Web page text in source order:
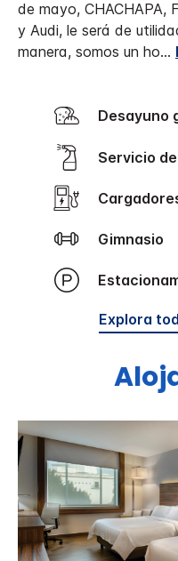
de mayo, CHACHAPA,
y Audi, le será de
manera, somos un ho...
Servicio
Gimnasio
Explora